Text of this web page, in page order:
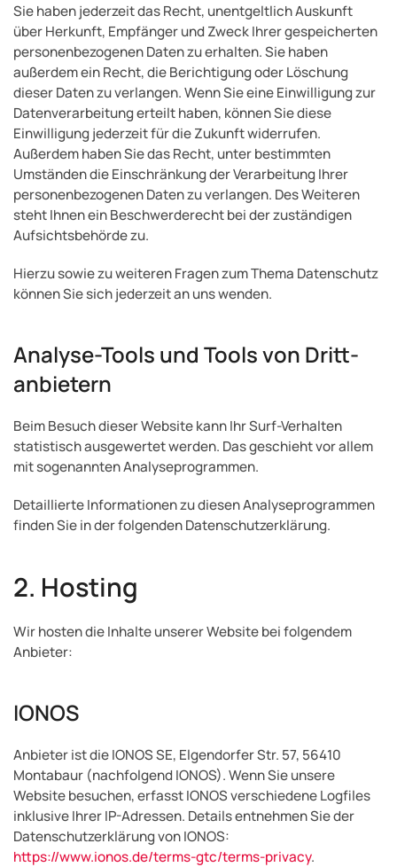
Sie haben jederzeit das Recht, unentgeltlich Auskunft
über Herkunft, Empfänger und Zweck Ihrer gespeicherten
personenbezogenen Daten zu erhalten. Sie haben
außerdem ein Recht, die Berichtigung oder Löschung
dieser Daten zu verlangen. Wenn Sie eine Einwilligung zur
Datenverarbeitung erteilt haben, können Sie diese
Einwilligung jederzeit für die Zukunft widerrufen.
Außerdem haben Sie das Recht, unter bestimmten
Umständen die Einschränkung der Verarbeitung Ihrer
personenbezogenen Daten zu verlangen. Des Weiteren
steht Ihnen ein Beschwerderecht bei der zuständigen
Aufsichtsbehörde zu.
Hierzu sowie zu weiteren Fragen zum Thema Datenschutz
können Sie sich jederzeit an uns wenden.
Analyse-Tools und Tools von Dritt­
anbietern
Beim Besuch dieser Website kann Ihr Surf-Verhalten
statistisch ausgewertet werden. Das geschieht vor allem
mit sogenannten Analyseprogrammen.
Detaillierte Informationen zu diesen Analyseprogrammen
finden Sie in der folgenden Datenschutzerklärung.
2. Hosting
Wir hosten die Inhalte unserer Website bei folgendem
Anbieter:
IONOS
Anbieter ist die IONOS SE, Elgendorfer Str. 57, 56410
Montabaur (nachfolgend IONOS). Wenn Sie unsere
Website besuchen, erfasst IONOS verschiedene Logfiles
inklusive Ihrer IP-Adressen. Details entnehmen Sie der
Datenschutzerklärung von IONOS:
https://www.ionos.de/terms-gtc/terms-privacy.